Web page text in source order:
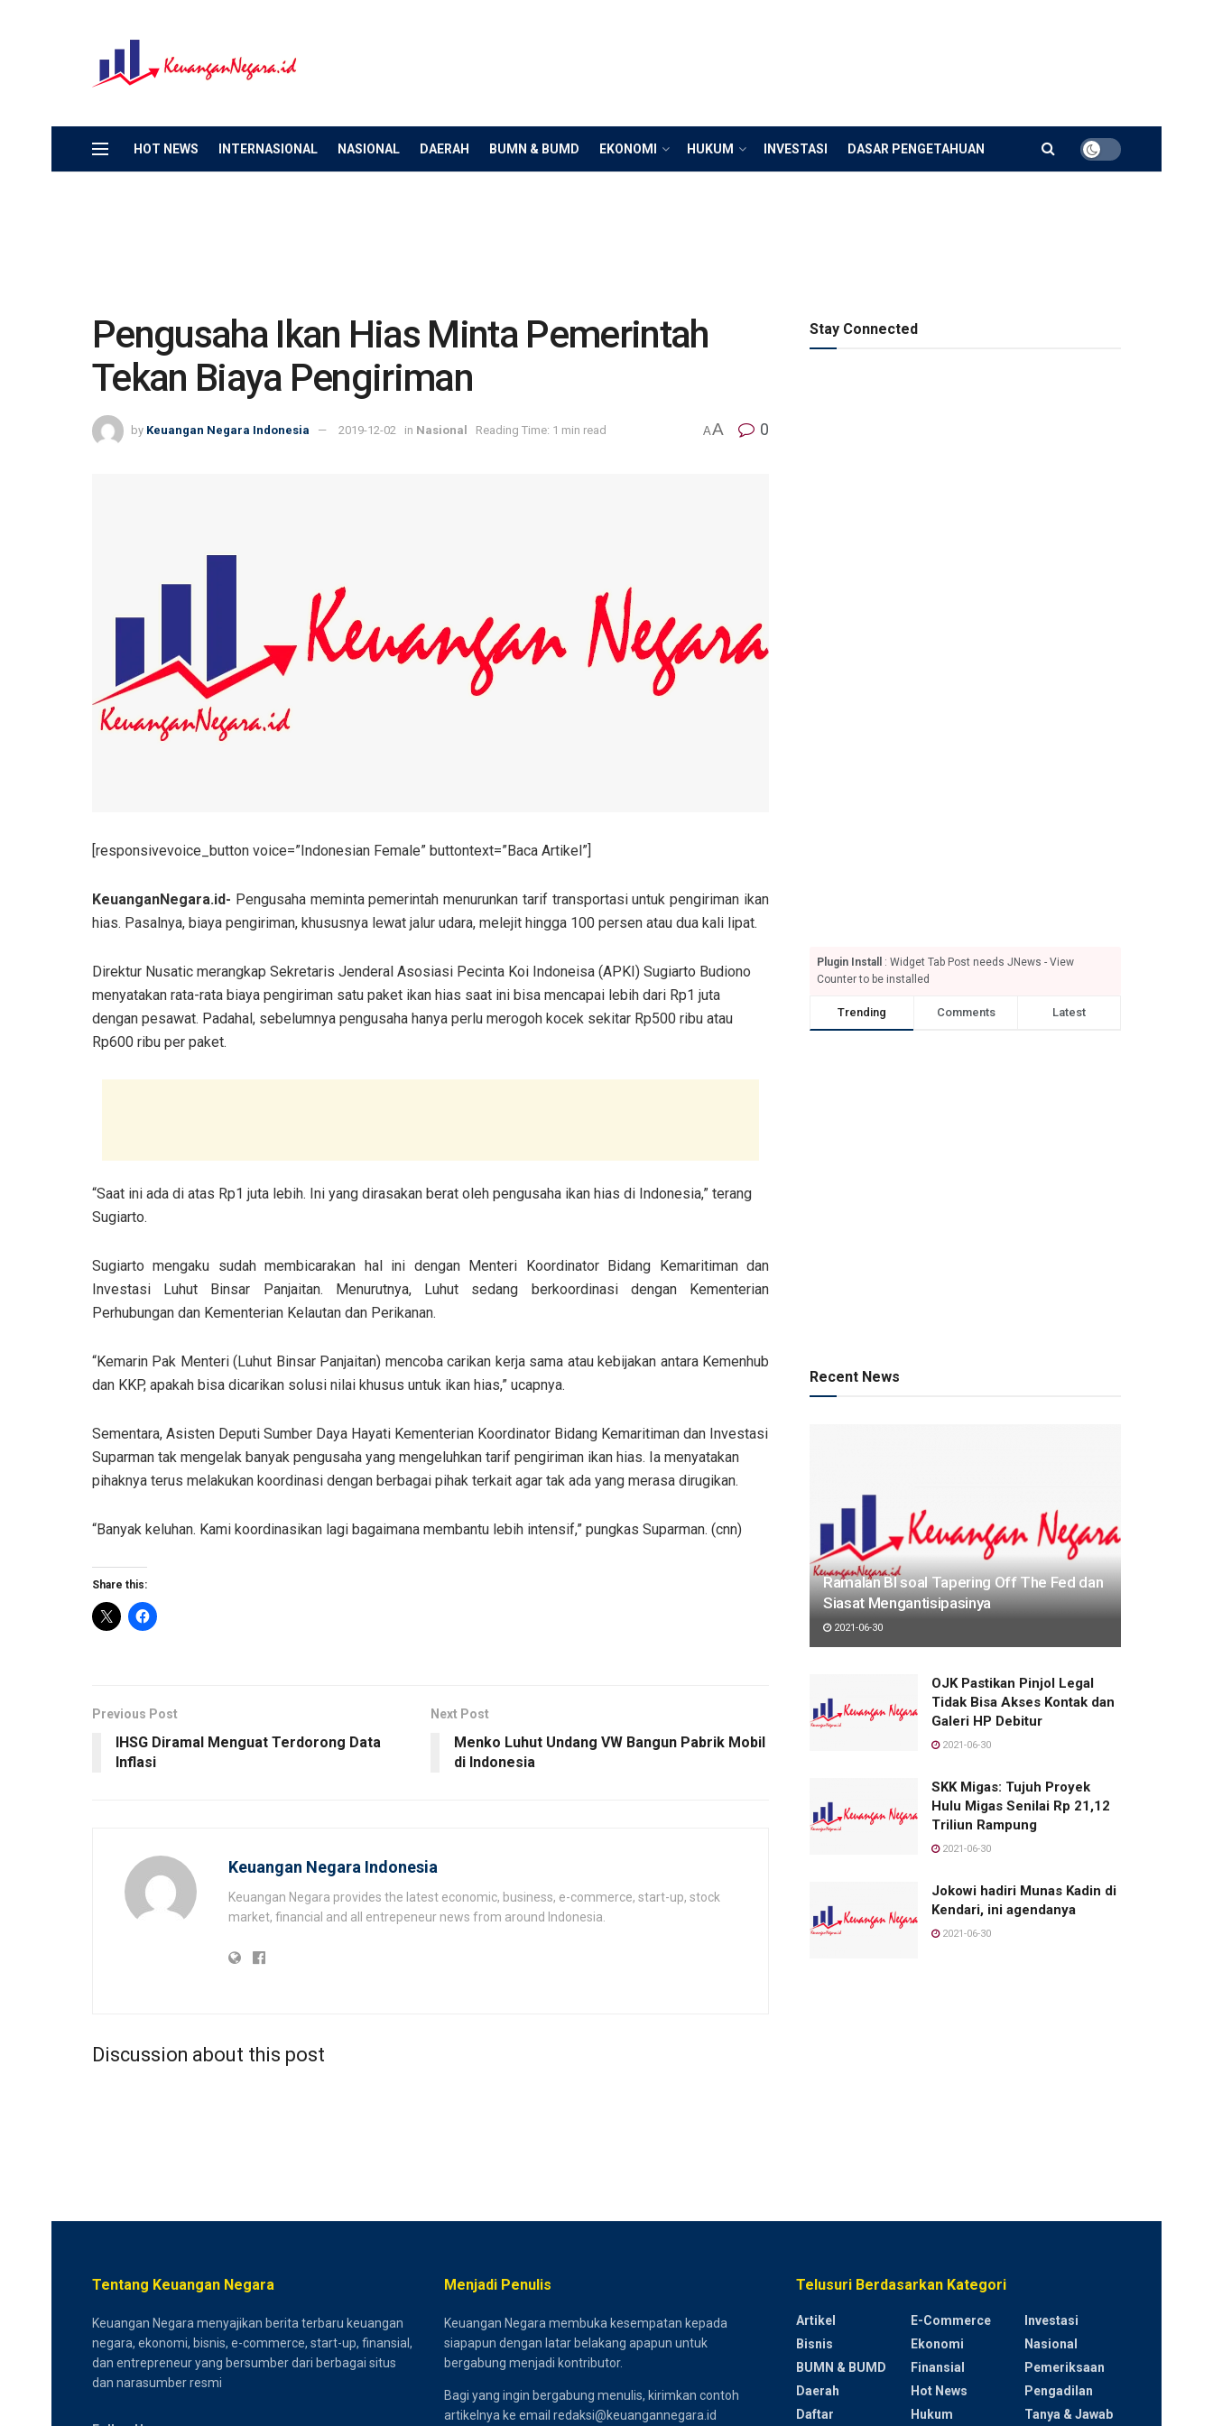
HOT NEWS INTERNASIONAL NASIONAL DAERAH BUMN & BUMD EKONOMI HUKUM INVESTASI DASAR PENGETAHUAN
Pengusaha Ikan Hias Minta Pemerintah
Tekan Biaya Pengiriman
by Keuangan Negara Indonesia 2019-12-02 in Nasional Reading Time: 1 min read AA 0
[responsivevoice_button voice=”Indonesian Female” buttontext=”Baca Artikel”]
KeuanganNegara.id- Pengusaha meminta pemerintah menurunkan tarif transportasi untuk pengiriman ikan
hias. Pasalnya, biaya pengiriman, khususnya lewat jalur udara, melejit hingga 100 persen atau dua kali lipat.
Direktur Nusatic merangkap Sekretaris Jenderal Asosiasi Pecinta Koi Indoneisa (APKI) Sugiarto Budiono
menyatakan rata-rata biaya pengiriman satu paket ikan hias saat ini bisa mencapai lebih dari Rp1 juta
dengan pesawat. Padahal, sebelumnya pengusaha hanya perlu merogoh kocek sekitar Rp500 ribu atau
Rp600 ribu per paket.
“Saat ini ada di atas Rp1 juta lebih. Ini yang dirasakan berat oleh pengusaha ikan hias di Indonesia,” terang
Sugiarto.
Sugiarto mengaku sudah membicarakan hal ini dengan Menteri Koordinator Bidang Kemaritiman dan
Investasi Luhut Binsar Panjaitan. Menurutnya, Luhut sedang berkoordinasi dengan Kementerian
Perhubungan dan Kementerian Kelautan dan Perikanan.
“Kemarin Pak Menteri (Luhut Binsar Panjaitan) mencoba carikan kerja sama atau kebijakan antara Kemenhub
dan KKP, apakah bisa dicarikan solusi nilai khusus untuk ikan hias,” ucapnya.
Sementara, Asisten Deputi Sumber Daya Hayati Kementerian Koordinator Bidang Kemaritiman dan Investasi
Suparman tak mengelak banyak pengusaha yang mengeluhkan tarif pengiriman ikan hias. Ia menyatakan
pihaknya terus melakukan koordinasi dengan berbagai pihak terkait agar tak ada yang merasa dirugikan.
“Banyak keluhan. Kami koordinasikan lagi bagaimana membantu lebih intensif,” pungkas Suparman. (cnn)
Share this:
Previous Post
IHSG Diramal Menguat Terdorong Data
Inflasi
Next Post
Menko Luhut Undang VW Bangun Pabrik Mobil
di Indonesia
Keuangan Negara Indonesia
Keuangan Negara provides the latest economic, business, e-commerce, start-up, stock
market, financial and all entrepeneur news from around Indonesia.
Discussion about this post
Stay Connected
Plugin Install
: Widget Tab Post needs JNews - View
Counter to be installed
Trending Comments Latest
Recent News
Ramalan BI soal Tapering Off The Fed dan
Siasat Mengantisipasinya
2021-06-30
OJK Pastikan Pinjol Legal
Tidak Bisa Akses Kontak dan
Galeri HP Debitur
2021-06-30
SKK Migas: Tujuh Proyek
Hulu Migas Senilai Rp 21,12
Triliun Rampung
2021-06-30
Jokowi hadiri Munas Kadin di
Kendari, ini agendanya
2021-06-30
Tentang Keuangan Negara
Keuangan Negara menyajikan berita terbaru keuangan
negara, ekonomi, bisnis, e-commerce, start-up, finansial,
dan entrepreneur yang bersumber dari berbagai situs
dan narasumber resmi
Menjadi Penulis
Keuangan Negara membuka kesempatan kepada
siapapun dengan latar belakang apapun untuk
bergabung menjadi kontributor.
Bagi yang ingin bergabung menulis, kirimkan contoh
artikelnya ke email redaksi@keuangannegara.id
Telusuri Berdasarkan Kategori
Artikel
Bisnis
BUMN & BUMD
Daerah
Daftar
E-Commerce
Ekonomi
Finansial
Hot News
Hukum
Investasi
Nasional
Pemeriksaan
Pengadilan
Tanya & Jawab